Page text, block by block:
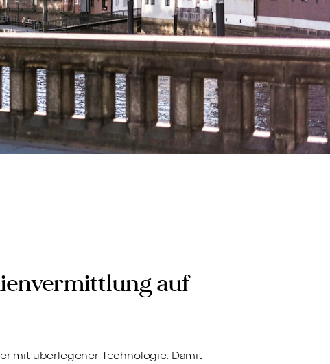
auf
mit überlegener Technologie. Damit